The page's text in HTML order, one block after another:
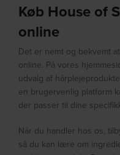
Køb House of
online
Det er nemt og bekvemt
online. På vores
udvalg af
en brugervenlig platform
der passer til dine
Når du handler hos os,
så du kan lære om